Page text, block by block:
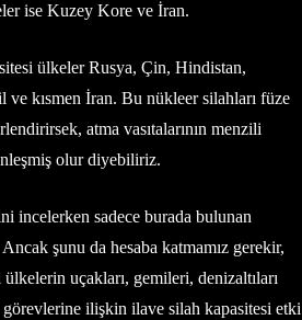
ise Kuzey Kore ve İran.
ülkeler Rusya, Çin, Hindistan,
kısmen İran. Bu nükleer silahları füze
atma vasıtalarının menzili
olur diyebiliriz.
incelerken sadece burada bulunan
şunu da hesaba katmamız gerekir,
uçakları, gemileri, denizaltıları
görevlerine ilişkin ilave silah kapasitesi etki